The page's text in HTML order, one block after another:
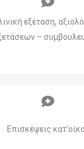
εξέταση,
–
Επισκέψεις